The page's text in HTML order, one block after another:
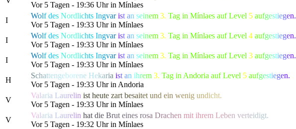
Vor 5 Tagen - 19:36 Uhr in Mínlaes
I
Wolfdes Nordlichts Ingvar ist an seinem 3. Tag in Mínlaes auf Level 5 aufgestiegen.
Vor 5 Tagen - 19:33 Uhr in Mínlaes
I
Wolfdes Nordlichts Ingvar ist an seinem 3. Tag in Mínlaes auf Level 4 aufgestiegen.
Vor 5 Tagen - 19:33 Uhr in Mínlaes
I
Wolfdes Nordlichts Ingvar ist an seinem 3. Tag in Mínlaes auf Level 3 aufgestiegen.
Vor 5 Tagen - 19:33 Uhr in Mínlaes
H
Schattengeborene Hekaria ist an ihrem 3. Tag in Andoria auf Level 5 aufgestiegen.
Vor 5 Tagen - 19:33 Uhr in Andoria
V
Valaria Laurelin ist heute zart besaitet und ein wenig undicht.
Vor 5 Tagen - 19:33 Uhr in Mínlaes
V
Valaria Laurelin hat die Brut eines rosa Drachen mit ihrem Leben verteidigt.
Vor 5 Tagen - 19:32 Uhr in Mínlaes